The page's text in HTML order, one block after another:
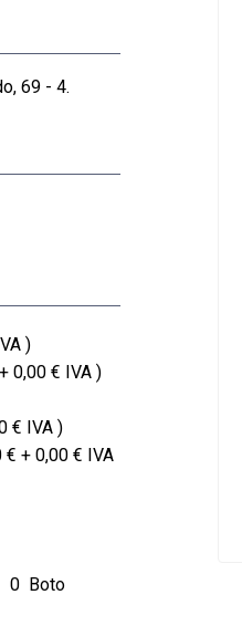
69 - 4.
)
0,00 € IVA )
€ IVA )
+ 0,00 € IVA
0 Boto